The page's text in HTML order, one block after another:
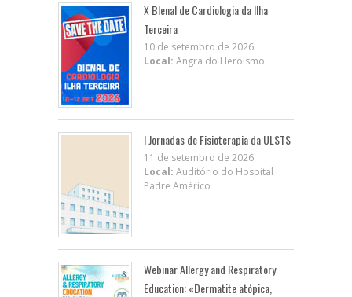
X BIenal de Cardiologia da Ilha
Terceira
10 de setembro de 2026
Local: Angra do Heroísmo
I Jornadas de Fisioterapia da ULSTS
11 de setembro de 2026
Local: Auditório do Hospital
Padre Américo
Webinar Allergy and Respiratory
Education: «Dermatite atópica,